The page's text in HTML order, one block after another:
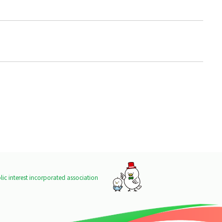
interest incorporated association